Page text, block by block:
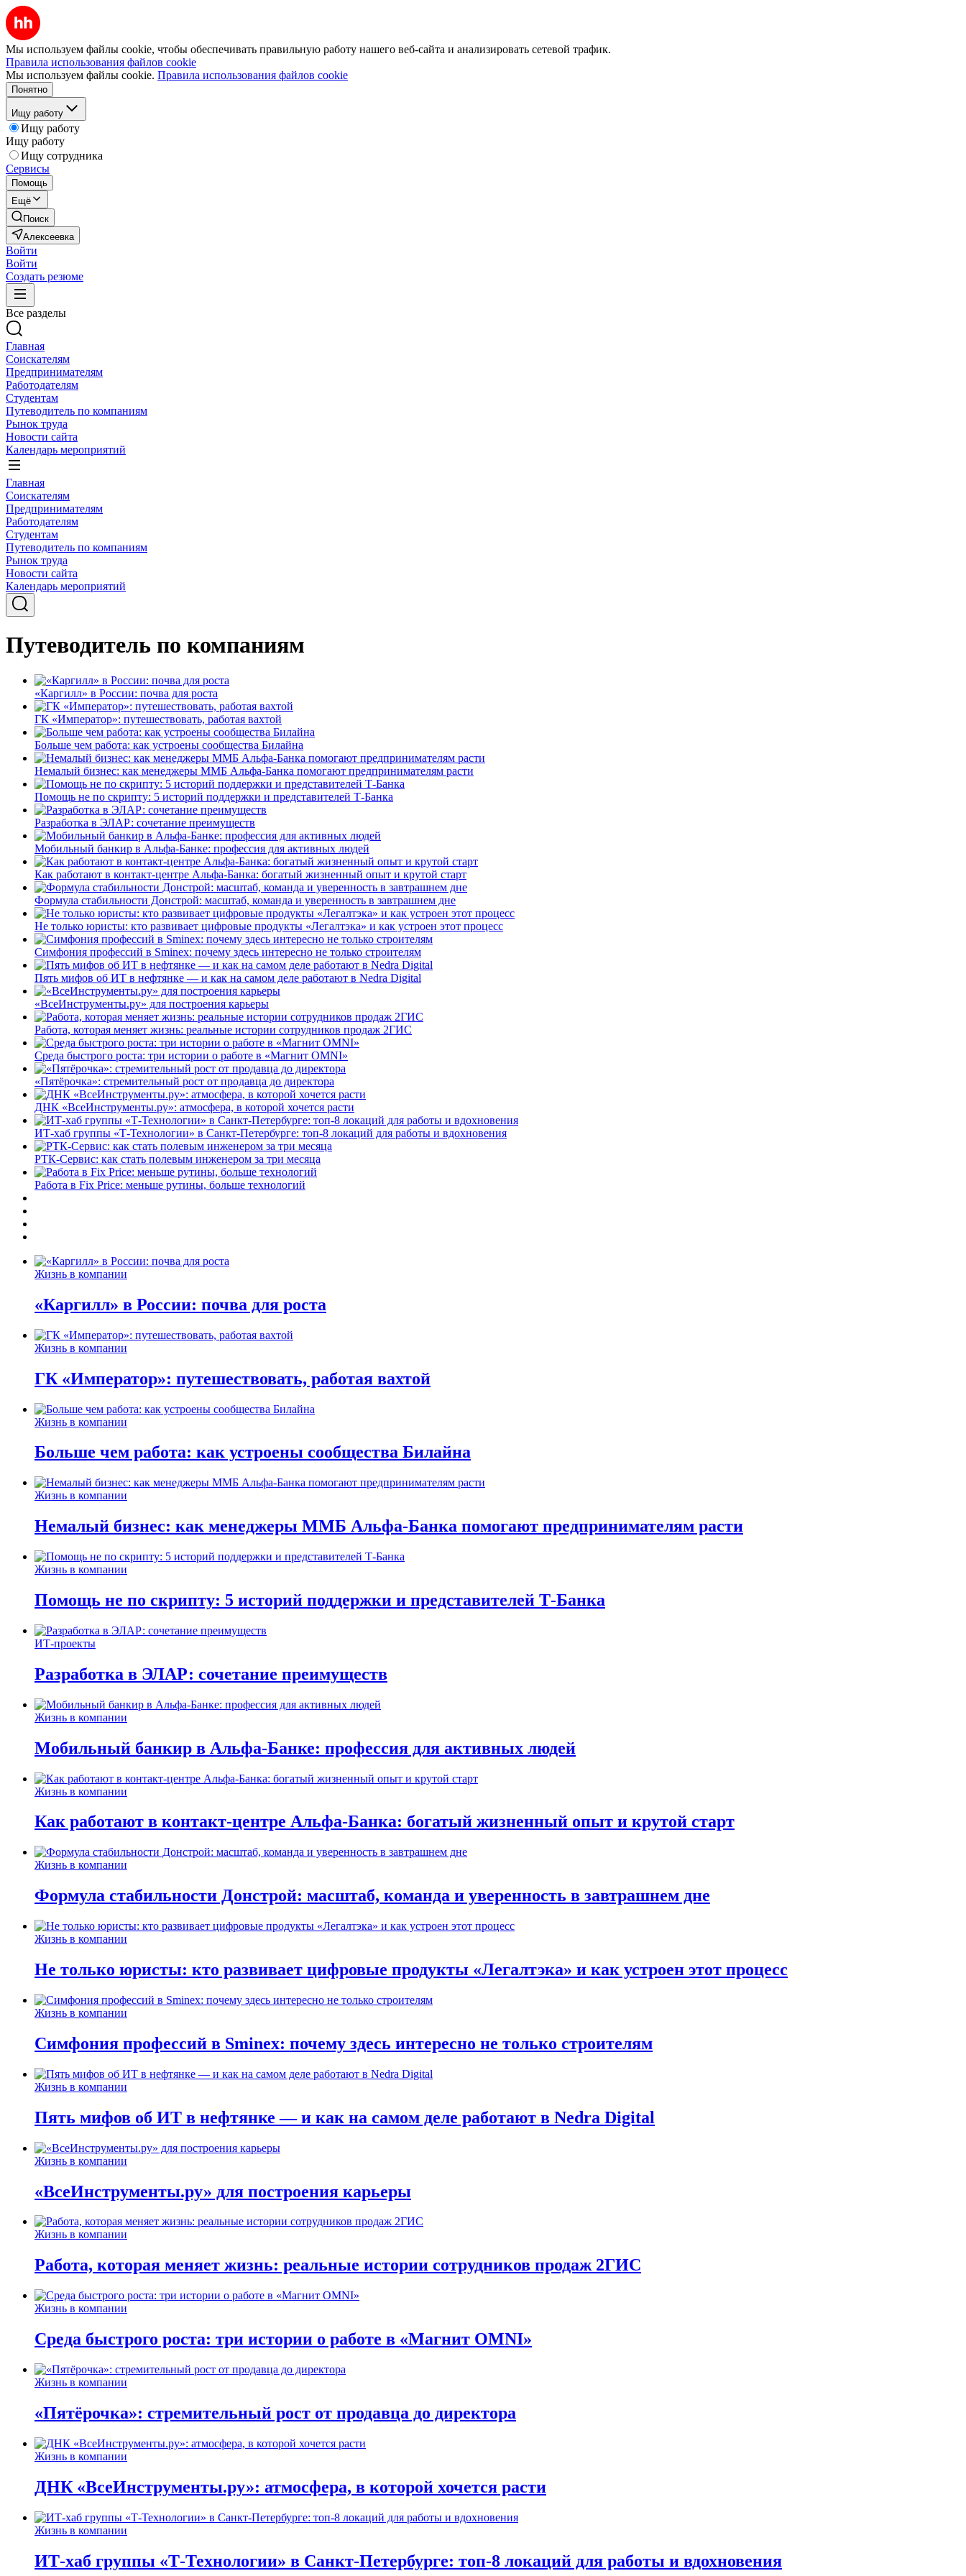
Мы используем файлы cookie, чтобы обеспечивать правильную работу нашего веб-сайта и анализировать сетевой трафик.
Правила использования файлов cookie
Мы используем файлы cookie. Правила использования файлов cookie
Понятно
Ищу работу
Ищу работу
Ищу работу
Ищу сотрудника
Сервисы
Помощь
Ещё
Поиск
Алексеевка
Войти
Войти
Создать резюме
Все разделы
Главная
Соискателям
Предпринимателям
Работодателям
Студентам
Путеводитель по компаниям
Рынок труда
Новости сайта
Календарь мероприятий
Главная
Соискателям
Предпринимателям
Работодателям
Студентам
Путеводитель по компаниям
Рынок труда
Новости сайта
Календарь мероприятий
Путеводитель по компаниям
«Каргилл» в России: почва для роста
ГК «Император»: путешествовать, работая вахтой
Больше чем работа: как устроены сообщества Билайна
Немалый бизнес: как менеджеры ММБ Альфа-Банка помогают предпринимателям расти
Помощь не по скрипту: 5 историй поддержки и представителей Т-Банка
Разработка в ЭЛАР: сочетание преимуществ
Мобильный банкир в Альфа-Банке: профессия для активных людей
Как работают в контакт-центре Альфа-Банка: богатый жизненный опыт и крутой старт
Формула стабильности Донстрой: масштаб, команда и уверенность в завтрашнем дне
Не только юристы: кто развивает цифровые продукты «Легалтэка» и как устроен этот процесс
Симфония профессий в Sminex: почему здесь интересно не только строителям
Пять мифов об ИТ в нефтянке — и как на самом деле работают в Nedra Digital
«ВсеИнструменты.ру» для построения карьеры
Работа, которая меняет жизнь: реальные истории сотрудников продаж 2ГИС
Среда быстрого роста: три истории о работе в «Магнит OMNI»
«Пятёрочка»: стремительный рост от продавца до директора
ДНК «ВсеИнструменты.ру»: атмосфера, в которой хочется расти
ИТ-хаб группы «Т-Технологии» в Санкт-Петербурге: топ-8 локаций для работы и вдохновения
РТК-Сервис: как стать полевым инженером за три месяца
Работа в Fix Price: меньше рутины, больше технологий
Жизнь в компании
«Каргилл» в России: почва для роста
Жизнь в компании
ГК «Император»: путешествовать, работая вахтой
Жизнь в компании
Больше чем работа: как устроены сообщества Билайна
Жизнь в компании
Немалый бизнес: как менеджеры ММБ Альфа-Банка помогают предпринимателям расти
Жизнь в компании
Помощь не по скрипту: 5 историй поддержки и представителей Т-Банка
ИТ-проекты
Разработка в ЭЛАР: сочетание преимуществ
Жизнь в компании
Мобильный банкир в Альфа-Банке: профессия для активных людей
Жизнь в компании
Как работают в контакт-центре Альфа-Банка: богатый жизненный опыт и крутой старт
Жизнь в компании
Формула стабильности Донстрой: масштаб, команда и уверенность в завтрашнем дне
Жизнь в компании
Не только юристы: кто развивает цифровые продукты «Легалтэка» и как устроен этот процесс
Жизнь в компании
Симфония профессий в Sminex: почему здесь интересно не только строителям
Жизнь в компании
Пять мифов об ИТ в нефтянке — и как на самом деле работают в Nedra Digital
Жизнь в компании
«ВсеИнструменты.ру» для построения карьеры
Жизнь в компании
Работа, которая меняет жизнь: реальные истории сотрудников продаж 2ГИС
Жизнь в компании
Среда быстрого роста: три истории о работе в «Магнит OMNI»
Жизнь в компании
«Пятёрочка»: стремительный рост от продавца до директора
Жизнь в компании
ДНК «ВсеИнструменты.ру»: атмосфера, в которой хочется расти
Жизнь в компании
ИТ-хаб группы «Т-Технологии» в Санкт-Петербурге: топ-8 локаций для работы и вдохновения